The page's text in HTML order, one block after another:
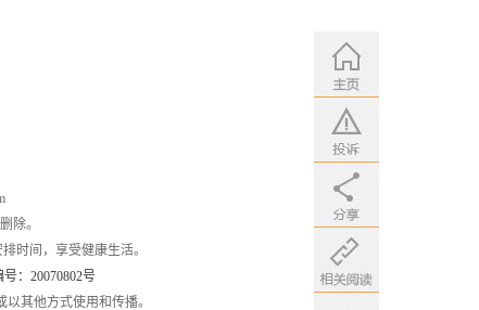
除。
时间，享受健康生活。
：20070802号
其他方式使用和传播。